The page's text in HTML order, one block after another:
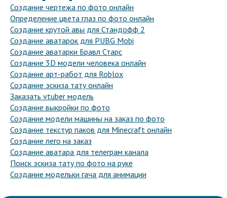
Создание чертежа по фото онлайн
Определение цвета глаз по фото онлайн
Создание крутой авы для Стандофф 2
Создание аватарок для PUBG Mobi
Создание аватарки Бравл Старс
Создание 3D модели человека онлайн
Создание арт-работ для Roblox
Создание эскиза тату онлайн
Заказать vtuber модель
Создание выкройки по фото
Создание модели машины на заказ по фото
Создание текстур паков для Minecraft онлайн
Создание лего на заказ
Создание аватара для телеграм канала
Поиск эскиза тату по фото на руке
Создание модельки гача для анимации